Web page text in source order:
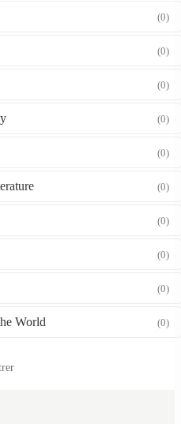
(0)
(0)
(0)
(0)
(0)
(0)
(0)
(0)
(0)
World (0)